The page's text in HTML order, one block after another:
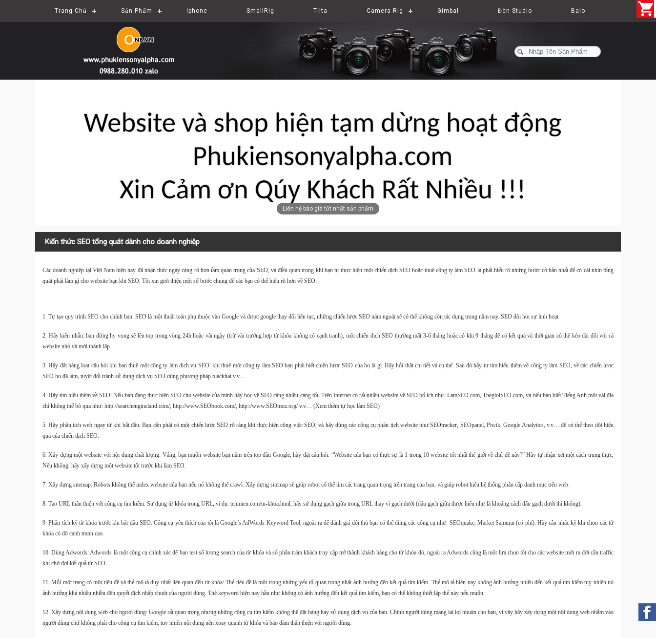
Trang Chủ Sản Phẩm Iphone SmallRig Tilta Camera Rig Gimbal Đèn Studio Balo
Liên hệ báo giá tốt nhất sản phẩm
Kiến thức SEO tổng quát dành cho doanh nghiệp
Các doanh nghiệp tại Việt Nam hiện nay đã nhận thức ngày càng rõ hơn tầm quan trọng của SEO, và điều quan trọng khi bạn tự thực hiện một chiến dịch SEO hoặc thuê công ty làm SEO là phải hiểu rõ những bước cở bản nhất để có cái nhìn tổng
quát phải làm gì cho website bạn khi SEO. Tôi xin giới thiệu một số bước chung để các bạn có thể hiểu rõ hơn về SEO:
1. Tự tạo quy trình SEO cho chính bạn: SEO là một thuật toán phụ thuộc vào Google và được google thay đổi liên tục, những chiến lược SEO năm ngoái sẽ có thể không còn tác dụng trong năm nay. SEO đòi hỏi sự linh hoạt.
2. Hãy kiên nhẫn: bạn đừng hy vọng sẽ lên top trong vòng 24h hoặc vài ngày (trừ vài trường hợp từ khóa không có cạnh tranh), một chiến dịch SEO thường mất 3-6 tháng hoặc có khi 9 tháng để có kết quả và thời gian có thể kéo dài đối với cá
website nhỏ và mới thành lập.
3. Hãy đặt hàng loạt câu hỏi khi bạn thuê một công ty làm dịch vụ SEO: khi thuê một công ty làm SEO bạn phải biết chiến lược SEO của họ là gì. Hãy hỏi thật chi tiết và cụ thể. Sau đó hãy tự tìm hiểu thêm về công ty làm SEO, về các chiến lược
SEO họ đã làm, tuyệt đối tránh sử dụng dịch vụ SEO dùng phương pháp blackhat v.v…
4. Hãy tìm hiểu thêm về SEO: Nếu bạn đang thực hiện SEO cho website của mình hãy học về SEO càng nhiều càng tốt. Trên Internet có rất nhiều website về SEO bổ ích như: LamSEO.com, ThegioiSEO.com, và nếu bạn biết Tiếng Anh một vài địa
chỉ không thể bỏ qua như: http://searchengineland.com/, http://www.SEObook.com/, http://www.SEOmoz.org/ v.v… (Xem thêm tự học làm SEO)
5. Hãy phân tích web ngay từ khi bắt đầu: Bạn cần phải có một chiến lược SEO rõ ràng khi thực hiện công việc SEO, và hãy dùng các công cụ phân tích website như SEOtracker, SEOpanel, Piwik, Google Analytics, v.v… để có thể theo dõi hiệu
quả của chiến dịch SEO.
6. Xây dựng một website với nội dung chất lượng: Vâng, bạn muốn website bạn nằm trên top đầu Google, hãy đặt câu hỏi: “Website của bạn có thực sự là 1 trong 10 website tốt nhất thế giới về chủ đề này?” Hãy tự nhận xét một cách trung thực,
Nếu không, hãy xây dựng một website tốt trước khi làm SEO.
7. Xây dựng sitemap: Robots không thể index website của bạn nếu nó không thể crawl. Xây dựng sitemap sẽ giúp robot có thể tìm các trang quan trọng trên trang của bạn, và giúp robot hiểu hệ thống phân cấp danh mục trên web.
8. Tạo URL thân thiện với công cụ tìm kiếm: Sử dụng từ khóa trong URL, ví dụ: tenmien.com/tu-khoa.html, hãy sử dụng gạch giữa trong URL thay vì gạch dưới (dấu gạch giữa được hiểu như là khoảng cách dấu gạch dưới thì không).
9. Phân tích kỹ từ khóa trước khi bắt đầu SEO: Công cụ yêu thích của tôi là Google’s AdWords Keyword Tool, ngoài ra để đánh giá đối thủ bạn có thể dùng các công cụ như: SEOquake, Market Samurai (có phí). Hãy cân nhắc kỹ khi chọn các từ
khóa có độ cạnh tranh cao.
10. Dùng Adwords: Adwords là một công cụ chính xác để bạn test số lượng search của từ khóa và số phần trăm khách truy cập trở thành khách hàng cho từ khóa đó, ngoài ra Adwords cũng là một lựa chọn tốt cho các website mới ra đời cần traffic
khi chờ đợi kết quả từ SEO.
11. Mỗi một trang có một tiêu đề và thẻ mô tả duy nhất liên quan đến từ khóa: Thẻ tiêu đề là một trong những yếu tố quan trọng nhất ảnh hưởng đến kết quả tìm kiếm. Thẻ mô tả hiện nay không ảnh hưởng nhiều đến kết quả tìm kiếm tuy nhiên nó
ảnh hưởng khá nhiều nhiều đến quyết địch nhấp chuột của người dùng. Thẻ keyword hiện nay hầu như không có ảnh hưởng đến kết quả tìm kiếm, bạn có thể không thiết lập thẻ này nếu muốn.
12. Xây dựng nội dung web cho người dùng: Google rất quan trọng nhưng những công cụ tìm kiếm không thể đặt hàng hay sử dụng dịch vụ của bạn. Chính người dùng mang lại lợi nhuận cho bạn, vì vậy hãy xây dựng một nội dung web nhắm vào
người dùng chứ không phải cho công cụ tìm kiếm, tuy nhiên nội dung nên xoay quanh từ khóa và bảo đảm thân thiện với người dùng.